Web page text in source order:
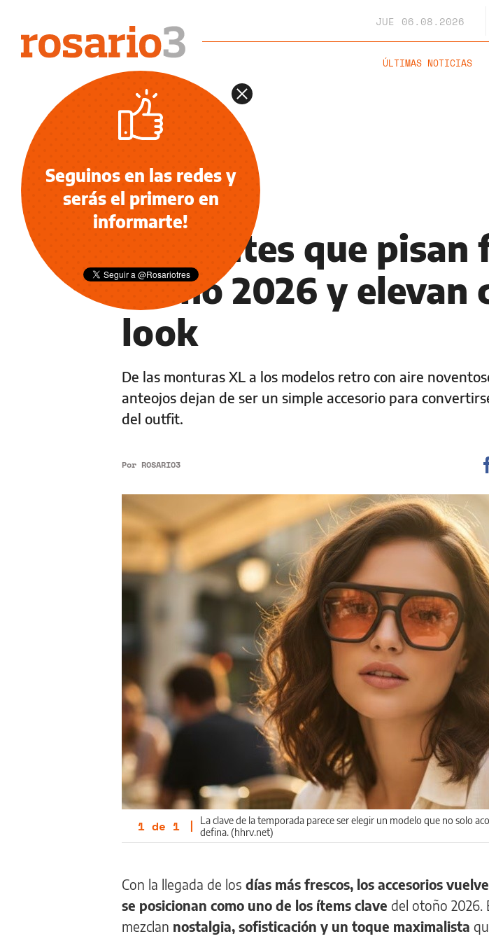
JUE 06.08.2026
ÚLTIMAS NOTICIAS
MODA
Los lentes que
otoño 2026 y elevan
look
De las monturas XL a los modelos retro con aire
anteojos dejan de ser un simple accesorio para
del outfit.
Por ROSARIO3
1 de 1 |
La clave de la temporada parece ser elegir un modelo que no solo
defina. (hhrv.net)
Con la llegada de los días más frescos, los accesorios
se posicionan como uno de los ítems clave del otoño 2026.
mezclan nostalgia, sofisticación y un toque maximalista
Seguinos en las redes y
serás el primero en
informarte!